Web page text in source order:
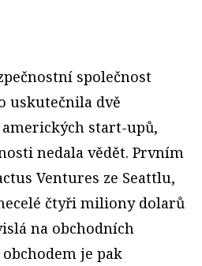
společnost
uskutečnila dvě
start-upů,
nedala vědět. Prvním
Ventures ze Seattlu,
čtyři miliony dolarů
na obchodních
je pak